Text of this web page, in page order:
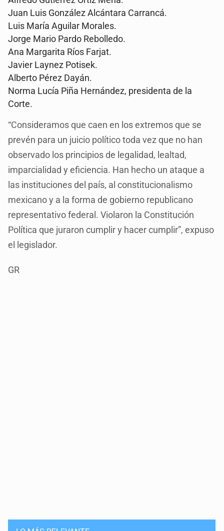
Juan Luis González Alcántara Carrancá.
Luis María Aguilar Morales.
Jorge Mario Pardo Rebolledo.
Ana Margarita Ríos Farjat.
Javier Laynez Potisek.
Alberto Pérez Dayán.
Norma Lucía Piña Hernández, presidenta de la
Corte.
“Consideramos que caen en los extremos que se
prevén para un juicio político toda vez que no han
observado los principios de legalidad, lealtad,
imparcialidad y eficiencia. Han hecho un ataque a
las instituciones del país, al constitucionalismo
mexicano y a la forma de gobierno republicano
representativo federal. Violaron la Constitución
Política que juraron cumplir y hacer cumplir”, expuso
el legislador.
GR